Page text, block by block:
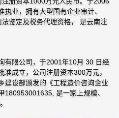
业，拥有大型国有企业审计、
鉴定及税务代理资格， 是云南注
限公司，于2001年10月 30 日经
成立，公司注册资本300万元，
建设部颁发的《工程造价咨询企业
180953001635, 是一家上规模、